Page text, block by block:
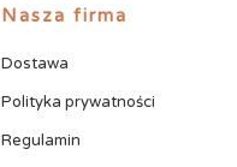
Nasza firma
Dostawa
Polityka prywatności
Regulamin